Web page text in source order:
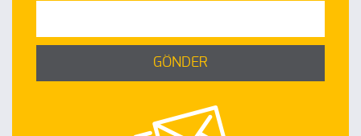
GÖNDER